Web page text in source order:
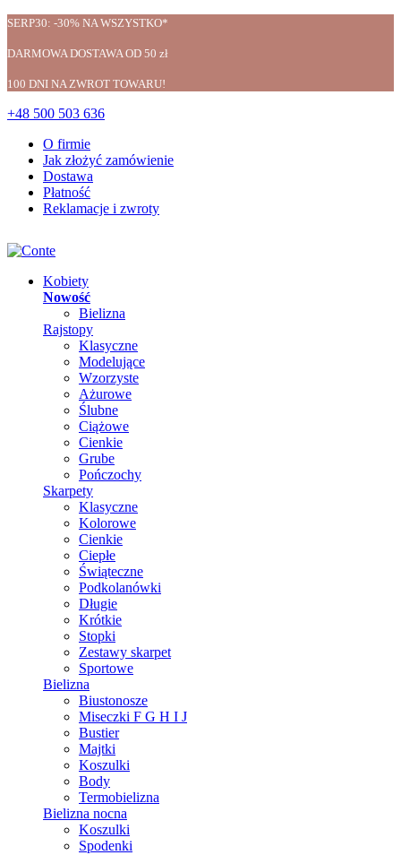
SERP30: -30% NA WSZYSTKO*
DARMOWA DOSTAWA OD 50 zł
100 DNI NA ZWROT TOWARU!
+48 500 503 636
O firmie
Jak złożyć zamówienie
Dostawa
Płatność
Reklamacje i zwroty
Kobiety
Nowość
Bielizna
Rajstopy
Klasyczne
Modelujące
Wzorzyste
Ażurowe
Ślubne
Ciążowe
Cienkie
Grube
Pończochy
Skarpety
Klasyczne
Kolorowe
Cienkie
Ciepłe
Świąteczne
Podkolanówki
Długie
Krótkie
Stopki
Zestawy skarpet
Sportowe
Bielizna
Biustonosze
Miseczki F G H I J
Bustier
Majtki
Koszulki
Body
Termobielizna
Bielizna nocna
Koszulki
Spodenki